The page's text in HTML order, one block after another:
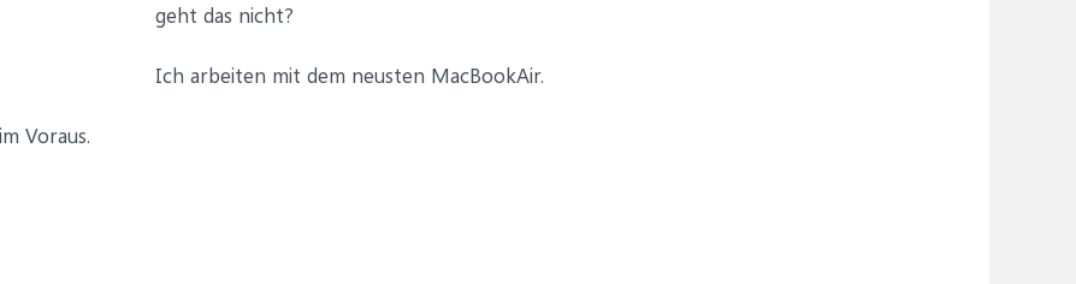
geht das nicht?
Ich arbeiten mit dem neusten MacBookAir.
Voraus.